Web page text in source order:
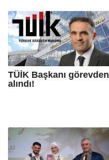
TÜİK Başkanı görevden
alındı!